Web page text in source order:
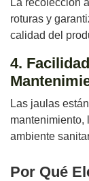
La recolección
roturas y
calidad del
4.
Las jaulas
mantenimiento,
ambiente
Por Qué